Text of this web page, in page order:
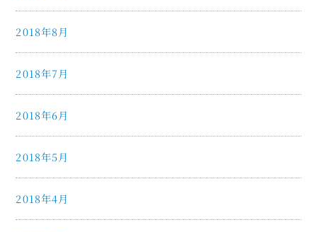
2018年8月
2018年7月
2018年6月
2018年5月
2018年4月